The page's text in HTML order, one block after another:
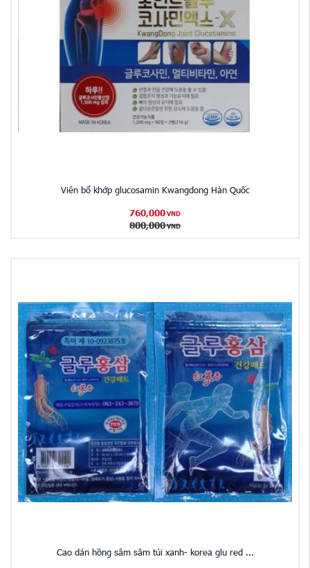
Viên bổ khớp glucosamin Kwangdong Hàn Quốc
760,000 VND
800,000 VND
Cao dán hồng sâm sâm túi xanh- korea glu red ...